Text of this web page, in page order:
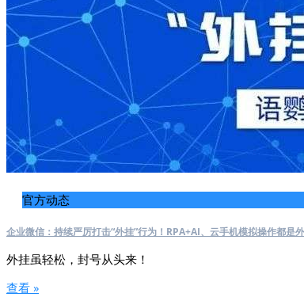
官方动态
企业微信：持续严厉打击“外挂”行为！RPA+AI、云手机模拟操作都是外
外挂虽轻松，封号从头来！
查看 »